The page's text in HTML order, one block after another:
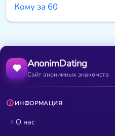
Кому за 60
AnonimDating
Сайт анонимных знакомств
ИНФОРМАЦИЯ
О нас